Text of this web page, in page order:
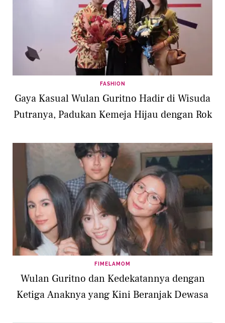
FASHION
Gaya Kasual Wulan Guritno Hadir di Wisuda
Putranya, Padukan Kemeja Hijau dengan Rok
FIMELAMOM
Wulan Guritno dan Kedekatannya dengan
Ketiga Anaknya yang Kini Beranjak Dewasa